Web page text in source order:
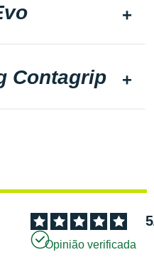
Contagrip
5
Opinião verificada